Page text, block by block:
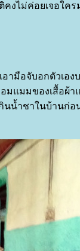
งไม่ค่อยเจอใค
ามือจับอกตัวเอง
มแมมของเสื้อผ้
น้ำชาในบ้านก่อ